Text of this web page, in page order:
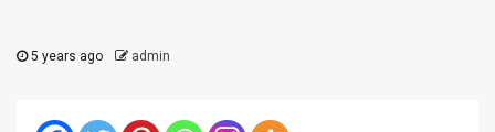
5 years ago admin